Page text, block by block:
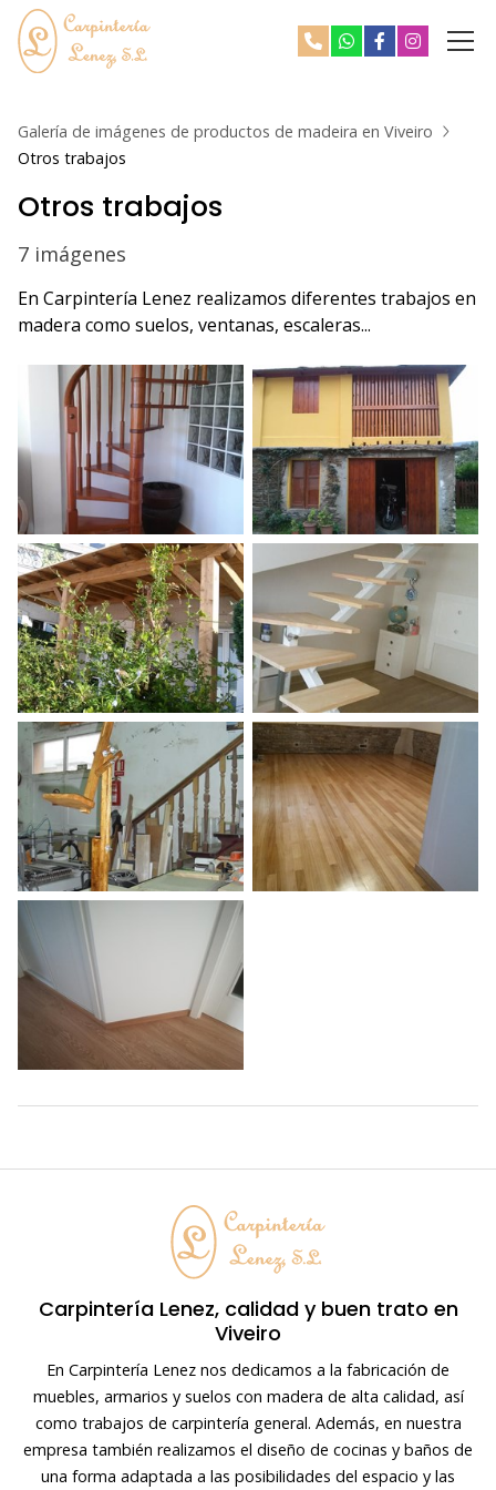
Galería de imágenes de productos de madeira en Viveiro
Otros trabajos
Otros trabajos
7 imágenes
En Carpintería Lenez realizamos diferentes trabajos en
madera como suelos, ventanas, escaleras...
Carpintería Lenez, calidad y buen trato en
Viveiro
En Carpintería Lenez nos dedicamos a la fabricación de
muebles, armarios y suelos con madera de alta calidad, así
como trabajos de carpintería general. Además, en nuestra
empresa también realizamos el diseño de cocinas y baños de
una forma adaptada a las posibilidades del espacio y las